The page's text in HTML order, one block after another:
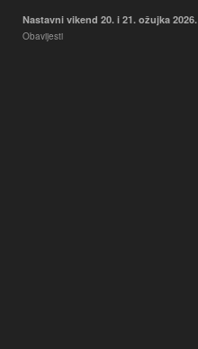
Nastavni vikend 20. i 21. ožujka 2026.
Obavijesti